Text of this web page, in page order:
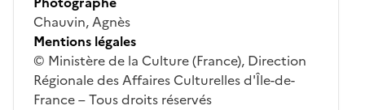
Chauvin, Agnès
Mentions légales
© Ministère de la Culture (France), Direction
Régionale des Affaires Culturelles d'Île-de-
France – Tous droits réservés